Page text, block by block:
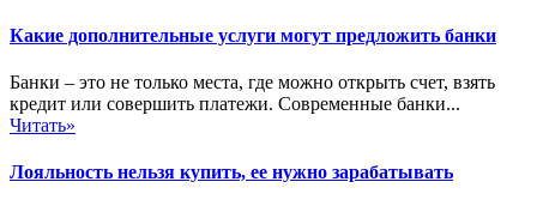
Какие дополнительные услуги могут предложить банки
Банки – это не только места, где можно открыть счет, взять
кредит или совершить платежи. Современные банки...
Читать»
Лояльность нельзя купить, ее нужно зарабатывать